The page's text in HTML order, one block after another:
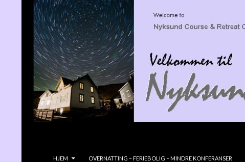
HJEM
OVERNATTING – FERIEBOLIG – MINDRE KONFERANSER